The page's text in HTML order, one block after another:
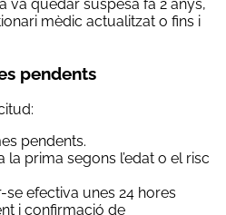
va quedar suspesa fa 2 anys,
mèdic actualitzat o fins i
pendents
pendents.
la prima segons l’edat o el risc
efectiva unes 24 hores
i confirmació de